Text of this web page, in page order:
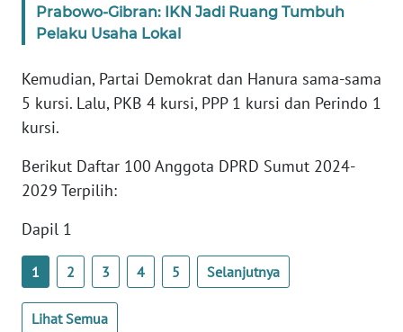
Prabowo-Gibran: IKN Jadi Ruang Tumbuh
Pelaku Usaha Lokal
Kemudian, Partai Demokrat dan Hanura sama-sama
5 kursi. Lalu, PKB 4 kursi, PPP 1 kursi dan Perindo 1
kursi.
Berikut Daftar 100 Anggota DPRD Sumut 2024-
2029 Terpilih:
Dapil 1
1 2 3 4 5 Selanjutnya
Lihat Semua
WN
WN
SULTENG
WN
SULBAR
WN
BABEL
WN
SUMBAR